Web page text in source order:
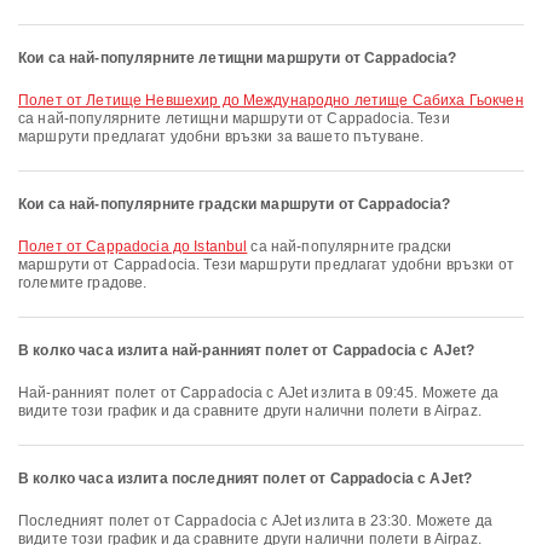
Кои са най-популярните летищни маршрути от Cappadocia?
полет от Летище Невшехир до Международно летище Сабиха Гьокчен
са най-популярните летищни маршрути от Cappadocia. Тези
маршрути предлагат удобни връзки за вашето пътуване.
Кои са най-популярните градски маршрути от Cappadocia?
полет от Cappadocia до Istanbul са най-популярните градски
маршрути от Cappadocia. Тези маршрути предлагат удобни връзки от
големите градове.
В колко часа излита най-ранният полет от Cappadocia с AJet?
Най-ранният полет от Cappadocia с AJet излита в 09:45. Можете да
видите този график и да сравните други налични полети в Airpaz.
В колко часа излита последният полет от Cappadocia с AJet?
Последният полет от Cappadocia с AJet излита в 23:30. Можете да
видите този график и да сравните други налични полети в Airpaz.